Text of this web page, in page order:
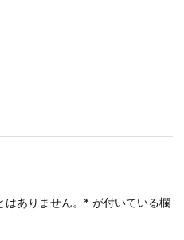
ありません。 * が付いている欄